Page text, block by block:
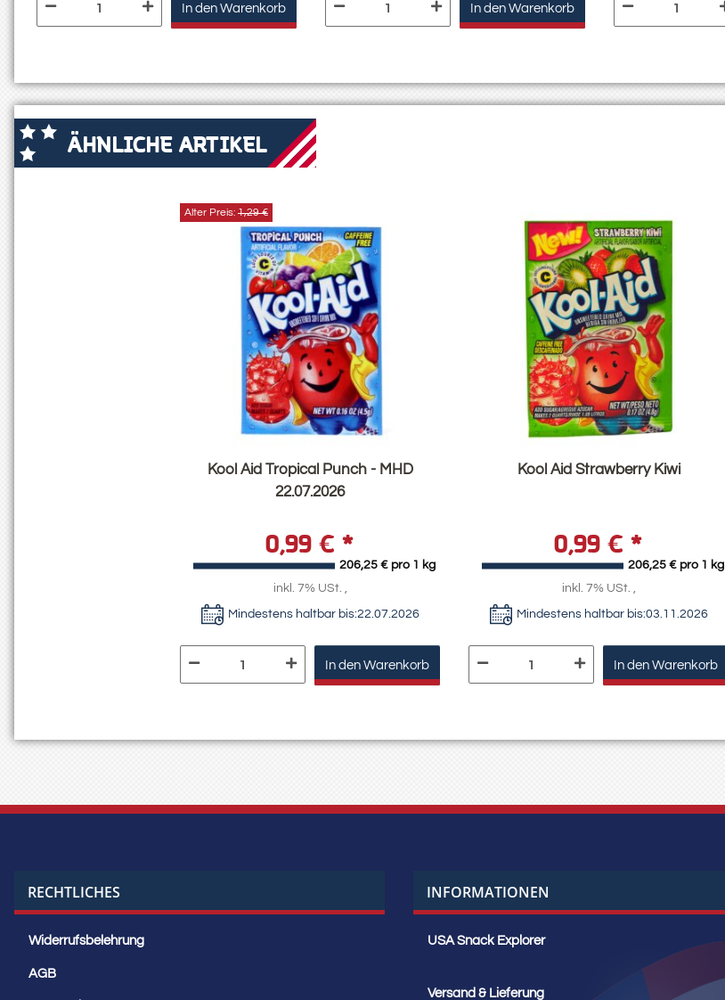
In den Warenkorb In den Warenkorb
ÄHNLICHE ARTIKEL
Kool Aid Tropical Punch - MHD
22.07.2026
0,99 € *
206,25 € pro 1 kg
Alter Preis: 1,29 €
inkl. 7% USt. ,
Mindestens haltbar bis:22.07.2026
In den Warenkorb
Kool Aid Strawberry Kiwi
0,99 € *
206,25 € pro 1 kg
inkl. 7% USt. ,
Mindestens haltbar bis:03.11.2026
In den Warenkorb
RECHTLICHES
Widerrufsbelehrung
AGB
INFORMATIONEN
USA Snack Explorer
Versand & Lieferung